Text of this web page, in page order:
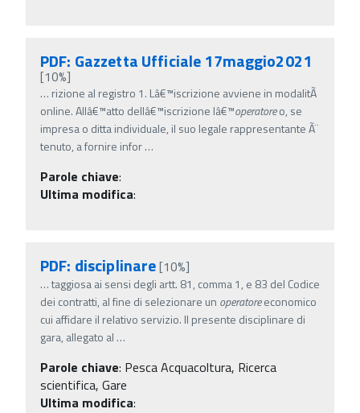
PDF: Gazzetta Ufficiale 17maggio2021
[10%]
… rizione al registro 1. Lâ€™iscrizione avviene in modalitÃ
online. Allâ€™atto dellâ€™iscrizione lâ€™operatoreo, se
impresa o ditta individuale, il suo legale rappresentante Ã¨
tenuto, a fornire infor…
Parole chiave:
Ultima modifica:
PDF: disciplinare[10%]
…taggiosa ai sensi degli artt. 81, comma 1, e 83 del Codice
dei contratti, al fine di selezionare un operatoreeconomico
cui affidare il relativo servizio. Il presente disciplinare di
gara, allegato al …
Parole chiave: Pesca Acquacoltura, Ricerca
scientifica, Gare
Ultima modifica: